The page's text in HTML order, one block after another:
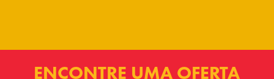
ENCONTRE UMA OFERTA